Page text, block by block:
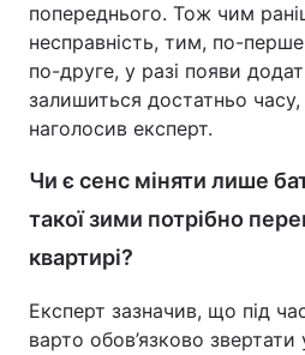
попереднього. Тож чим
несправність, тим, по-
по-друге, у разі появи
залишиться достатньо
наголосив експерт.
Чи є сенс міняти лише
такої зими потрібно
квартирі?
Експерт зазначив, що під
варто обов’язково звертати